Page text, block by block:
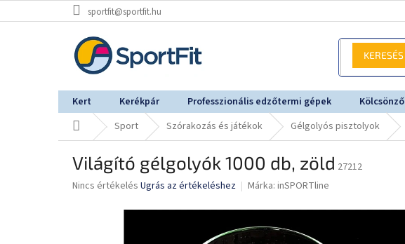
a
sportfit@sportfit.hu
Kert Kerékpár Professzionális edzőtermi gépek Kölcsönző
KezdőlapSport Szórakozás és játékok Gélgolyós pisztolyok
Világító gélgolyók 1000 db, zöld 27212
A
Nincs értékelés Ugrás az értékeléshez Márka: inSPORTline